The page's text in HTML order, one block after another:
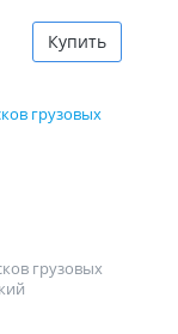
Купить
грузовых